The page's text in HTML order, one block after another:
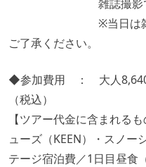
雑誌撮影での誌
※当日は雑誌の取
ご了承ください。
◆参加費用 ： 大人8,640
（税込）
【ツアー代金に含まれる
ューズ（KEEN）・スノー
テージ宿泊費／1日目昼食